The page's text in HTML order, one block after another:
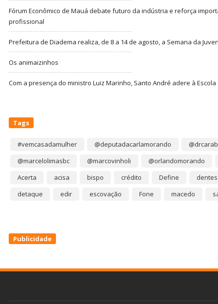
Fórum Econômico de Mauá debate futuro da indústria e reforça
profissional
Prefeitura de Diadema realiza, de 8 a 14 de agosto, a Semana da
Os animaizinhos
Com a presença do ministro Luiz Marinho, Santo André adere à
Tags
#vemcasadamulher @deputadacarlamorando
@marcelolimasbc
@marcovinholi
@orlandomorando
Acerta
acisa bispo crédito Define
dentes
detaque
edir escovação Fone macedo
Publicidade